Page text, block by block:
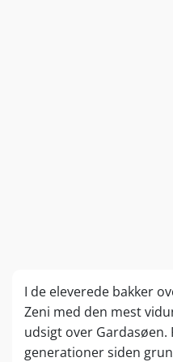
I de eleverede bakker
Zeni med den mest
udsigt over Gardasøen.
generationer siden